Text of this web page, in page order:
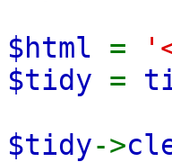
$html =
$tidy =
$tidy->